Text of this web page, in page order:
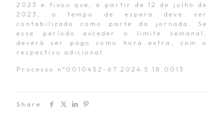
2023 e fixou que, a partir de 12 de julho de
2023, o tempo de espera deve ser
contabilizado como parte da jornada. Se
esse período exceder o limite semanal,
deverá ser pago como hora extra, com o
respectivo adicional.
Processo nº0010452-67.2024.5.18.0013
Share